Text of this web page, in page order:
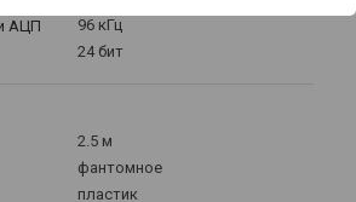
АЦП
96 кГц
24 бит
2.5 м
фантомное
пластик